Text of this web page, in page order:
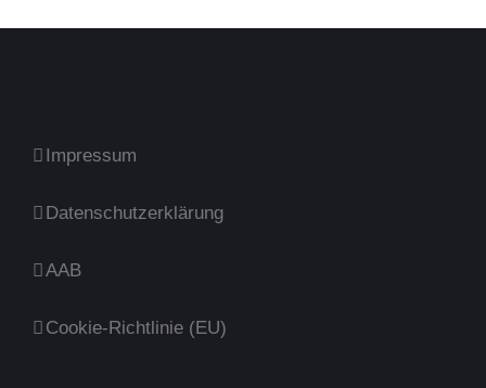
Impressum
Datenschutzerklärung
AAB
Cookie-Richtlinie (EU)